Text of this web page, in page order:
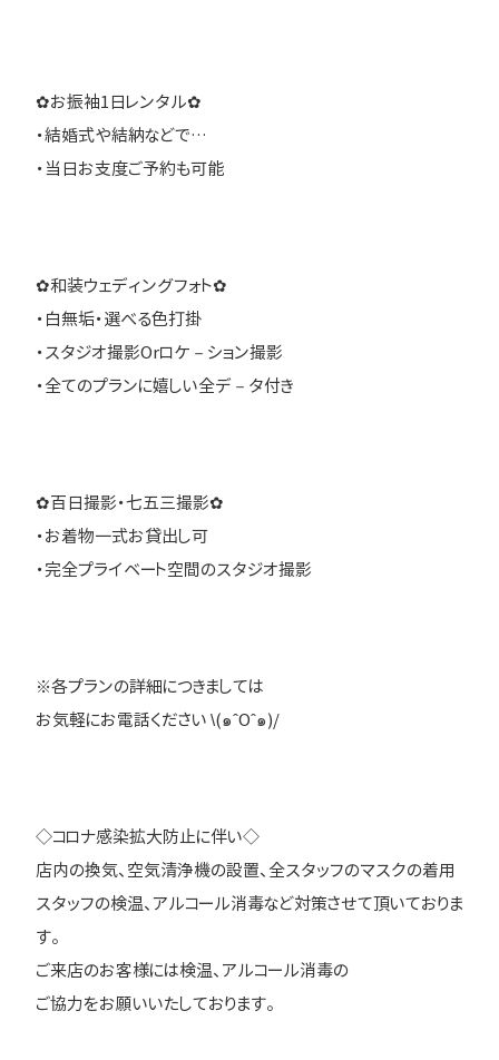
✿お振袖1日レンタル✿
・結婚式や結納などで…
・当日お支度ご予約も可能
✿和装ウェディングフォト✿
・白無垢・選べる色打掛
・スタジオ撮影Orロケ－ション撮影
・全てのプランに嬉しい全デ－タ付き
✿百日撮影・七五三撮影✿
・お着物一式お貸出し可
・完全プライベート空間のスタジオ撮影
※各プランの詳細につきましては
お気軽にお電話ください \(๑ˆOˆ๑)/
◇コロナ感染拡大防止に伴い◇
店内の換気、空気清浄機の設置、全スタッフのマスクの着用
スタッフの検温、アルコール消毒など対策させて頂いておりま
す。
ご来店のお客様には検温、アルコール消毒の
ご協力をお願いいたしております。